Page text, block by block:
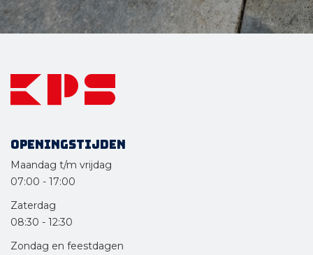
Openingstijden
Maandag t/m vrijdag
07:00 - 17:00
Zaterdag
08:30 - 12:30
Zondag en feestdagen